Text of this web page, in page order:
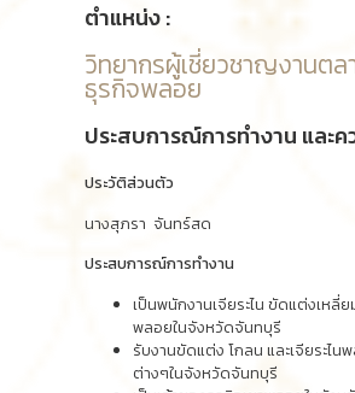
ตำแหน่ง :
วิทยากรผู้เชี่ยวชาญงานตล
ธุรกิจพลอย
ประสบการณ์การทำงาน และ
ประวัติส่วนตัว
นางสุภรา จันทร์สด
ประสบการณ์การทำงาน
เป็นพนักงานเจียระไน ขัดแต่งเหลี่
พลอยในจังหวัดจันทบุรี
รับงานขัดแต่ง โกลน และเจียระไน
ต่างๆในจังหวัดจันทบุรี